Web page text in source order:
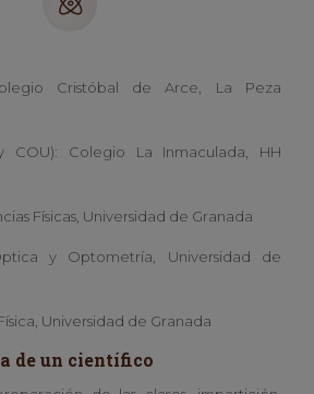
Cristóbal de Arce, La Peza
COU): Colegio La Inmaculada, HH
Físicas, Universidad de Granada
y Optometría, Universidad de
Universidad de Granada
de un científico